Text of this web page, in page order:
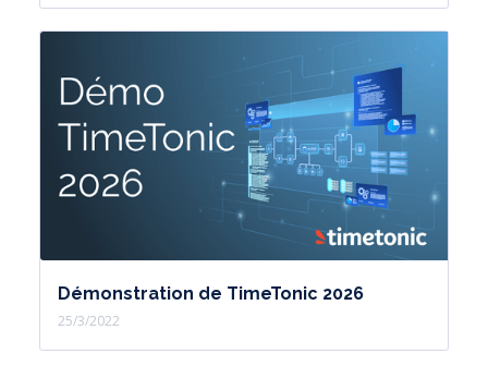
Démonstration de TimeTonic 2026
25/3/2022